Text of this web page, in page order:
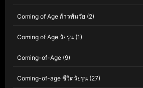
Coming of Age ก้าวพ้นวัย (2)
Coming of Age วัยรุ่น (1)
Coming-of-Age (9)
Coming-of-age ชีวิตวัยรุ่น (27)